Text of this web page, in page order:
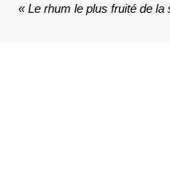
« Le rhum le plus fruité de